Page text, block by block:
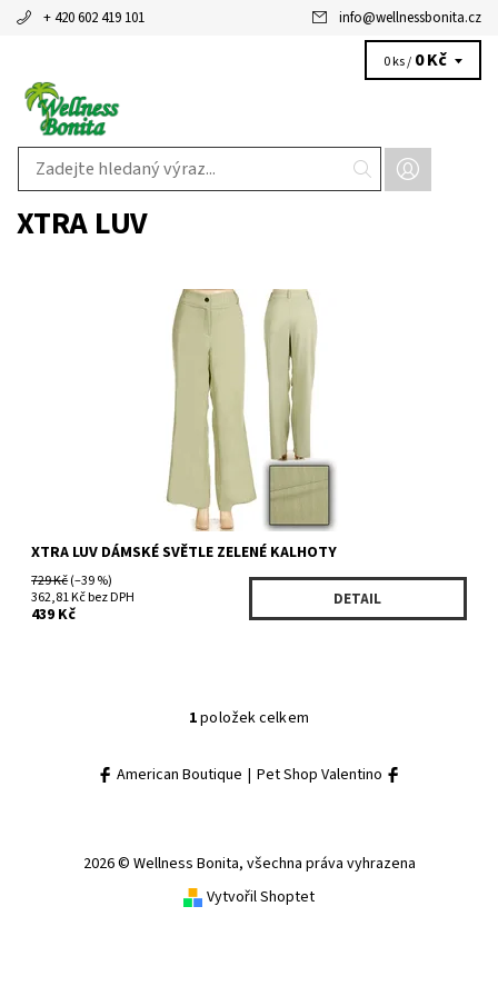
+ 420 602 419 101 info@wellnessbonita.cz
0 ks / 0 Kč
XTRA LUV
Skladem 2 ks
X9001GO
Xtra Luv
XTRA LUV DÁMSKÉ SVĚTLE ZELENÉ KALHOTY
729 Kč(–39 %)
362,81 Kč bez DPH
439 Kč
DETAIL
1položek celkem
American Boutique | Pet Shop Valentino
2026 © Wellness Bonita, všechna práva vyhrazena
Vytvořil Shoptet